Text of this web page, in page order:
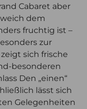
Cabaret aber
dem
fruchtig ist –
zur
sich frische
besonderen
Den „einen“
lässt sich
Gelegenheiten